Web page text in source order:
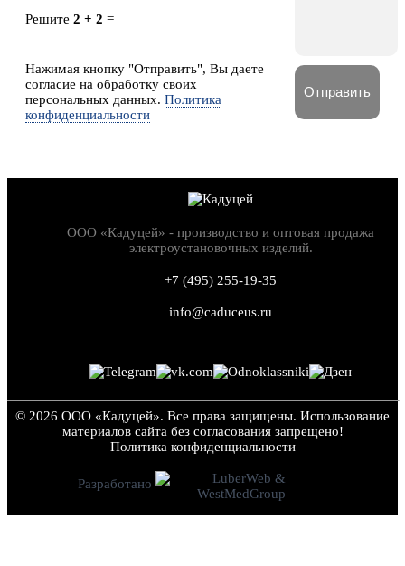
Решите 2 + 2 =
Нажимая кнопку "Отправить", Вы даете
согласие на обработку своих
персональных данных. Политика
конфиденциальности
ООО «Кадуцей» - производство и оптовая продажа
электроустановочных изделий.
+7 (495) 255-19-35
info@caduceus.ru
© 2026 ООО «Кадуцей». Все права защищены. Использование
материалов сайта без согласования запрещено!
Политика конфиден­циальности
Разработано